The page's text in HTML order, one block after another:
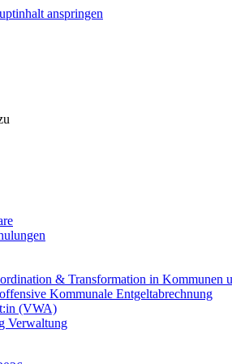
anspringen
& Transformation in Kommunen
Kommunale Entgeltabrechnung
(VWA)
Verwaltung